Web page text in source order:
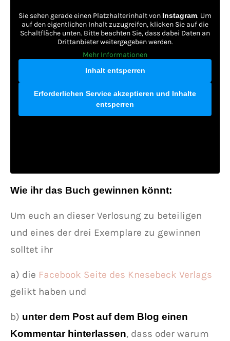
Sie sehen gerade einen Platzhalterinhalt von Instagram. Um
auf den eigentlichen Inhalt zuzugreifen, klicken Sie auf die
Schaltfläche unten. Bitte beachten Sie, dass dabei Daten an
Drittanbieter weitergegeben werden.
Mehr Informationen
Inhalt entsperren
Erforderlichen Service akzeptieren und Inhalte
entsperren
Wie ihr das Buch gewinnen könnt:
Um euch an dieser Verlosung zu beteiligen
und eines der drei Exemplare zu gewinnen
solltet ihr
a) die Facebook Seite des Knesebeck Verlags
gelikt haben und
b) unter dem Post auf dem Blog einen
Kommentar hinterlassen, dass oder warum